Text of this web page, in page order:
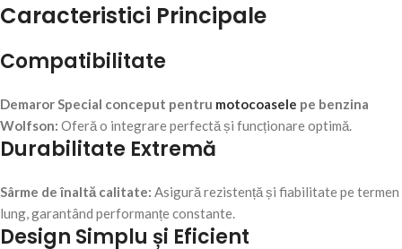
Caracteristici Principale
Compatibilitate
Demaror Special conceput pentru motocoasele pe benzina
Wolfson: Oferă o integrare perfectă și funcționare optimă.
Durabilitate Extremă
Sârme de înaltă calitate: Asigură rezistență și fiabilitate pe termen
lung, garantând performanțe constante.
Design Simplu și Eficient